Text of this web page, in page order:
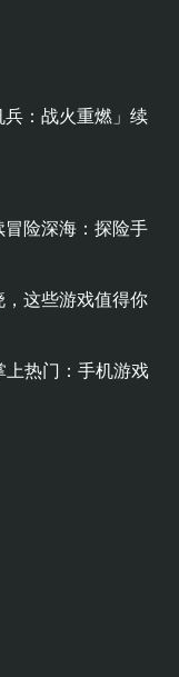
：战火重燃」续
险深海：探险手
这些游戏值得你
上热门：手机游戏